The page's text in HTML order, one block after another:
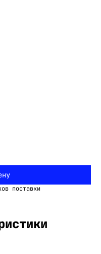
поставки